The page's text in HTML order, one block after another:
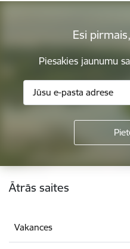
Esi
Piesakies jaunumu
Kājene
Ātrās saites
Vakances